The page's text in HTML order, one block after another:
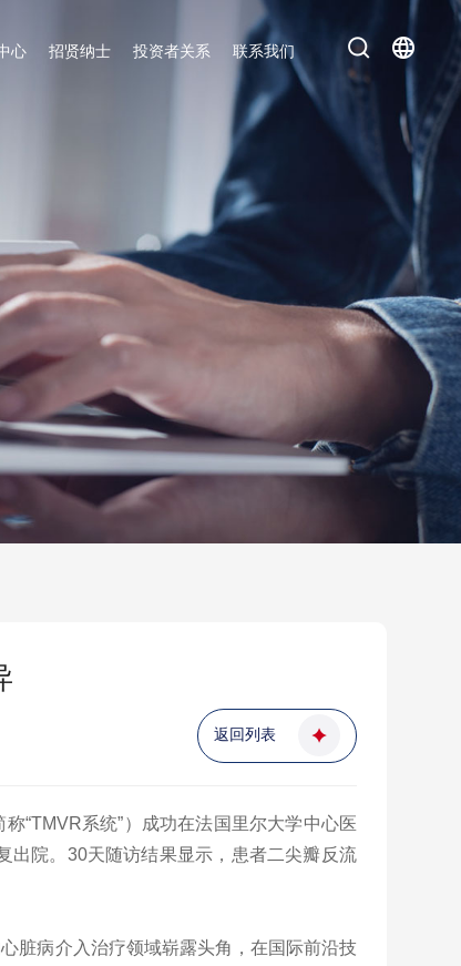
心 招贤纳士 投资者关系 联系我们
返回列表
“TMVR系统”）成功在法国里尔大学中心医
出院。30天随访结果显示，患者二尖瓣反流
脏病介入治疗领域崭露头角，在国际前沿技